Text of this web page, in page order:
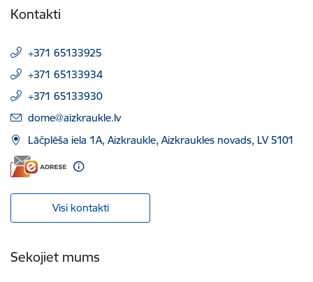
Kontakti
+371 65133925
+371 65133934
+371 65133930
E-pasts:
dome@aizkraukle.lv
Lāčplēša iela 1A, Aizkraukle, Aizkraukles novads, LV 5101
Visi kontakti
Sekojiet mums